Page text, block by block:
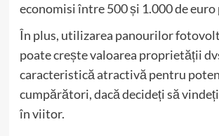
economisi între 500 și 1.000 de euro
În plus, utilizarea panourilor
poate crește valoarea proprietății
caracteristică atractivă pentru
cumpărători, dacă decideți să
în viitor.